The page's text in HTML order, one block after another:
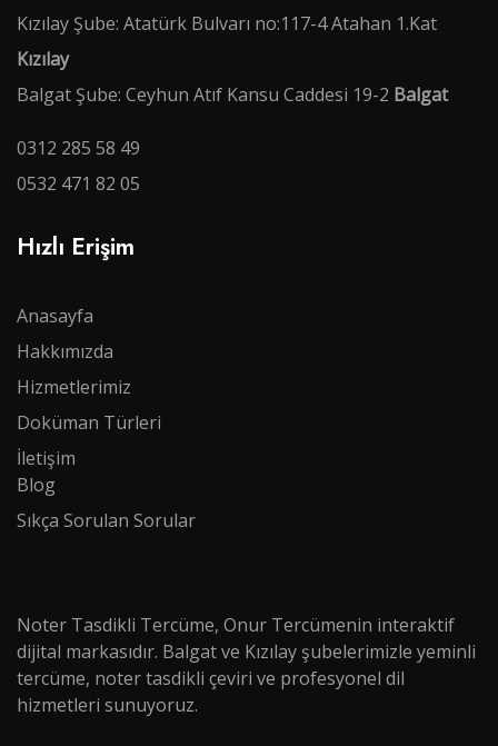
Kızılay Şube: Atatürk Bulvarı no:117-4 Atahan 1.Kat
Kızılay
Balgat Şube: Ceyhun Atıf Kansu Caddesi 19-2 Balgat
0312 285 58 49
0532 471 82 05
Hızlı Erişim
Anasayfa
Hakkımızda
Hizmetlerimiz
Doküman Türleri​​​​​​
İletişim
Blog
Sıkça Sorulan Sorular
Noter Tasdikli Tercüme, Onur Tercümenin interaktif
dijital markasıdır. Balgat ve Kızılay şubelerimizle yeminli
tercüme, noter tasdikli çeviri ve profesyonel dil
hizmetleri sunuyoruz.